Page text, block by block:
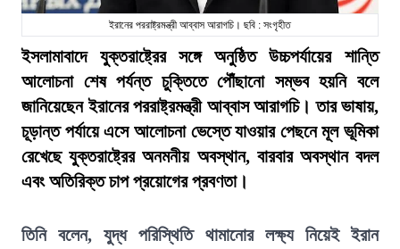
ইরানের পররাষ্ট্রমন্ত্রী আব্বাস আরাগচি। ছবি : সংগৃহীত
ইসলামাবাদে যুক্তরাষ্ট্রের সঙ্গে অনুষ্ঠিত উচ্চপর্যায়ের শান্তি
আলোচনা শেষ পর্যন্ত চুক্তিতে পৌঁছানো সম্ভব হয়নি বলে
জানিয়েছেন ইরানের পররাষ্ট্রমন্ত্রী আব্বাস আরাগচি। তার ভাষায়,
চূড়ান্ত পর্যায়ে এসে আলোচনা ভেস্তে যাওয়ার পেছনে মূল ভূমিকা
রেখেছে যুক্তরাষ্ট্রের অনমনীয় অবস্থান, বারবার অবস্থান বদল
এবং অতিরিক্ত চাপ প্রয়োগের প্রবণতা।
তিনি বলেন, যুদ্ধ পরিস্থিতি থামানোর লক্ষ্য নিয়েই ইরান